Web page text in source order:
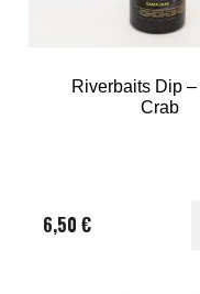
Riverbaits Dip –
Crab
6,50 €